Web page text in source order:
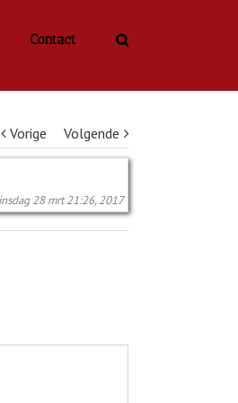
Contact
Vorige Volgende
28 mrt 21:26, 2017